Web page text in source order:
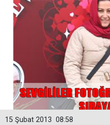
08:58
15 Şubat 2013